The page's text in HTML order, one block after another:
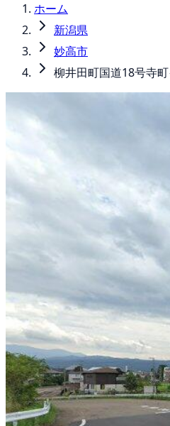
ホーム
新潟県
妙高市
柳井田町国道18号寺